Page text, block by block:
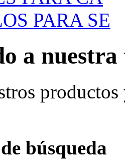
PARA SE
a
búsqueda